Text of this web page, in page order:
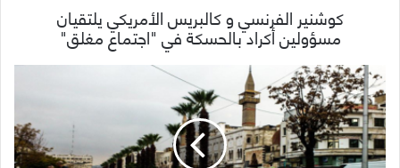
كوشنير الفرنسي و كالبريس الأمريكي يلتقيان
مسؤولين أكراد بالحسكة في "اجتماع مغلق"